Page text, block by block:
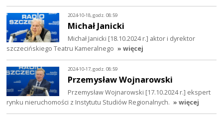
2024-10-18, godz. 08:59
Michał Janicki
Michał Janicki [18.10.2024 r.] aktor i dyrektor
szczecińskiego Teatru Kameralnego » więcej
2024-10-17, godz. 08:59
Przemysław Wojnarowski
Przemysław Wojnarowski [17.10.2024 r.] ekspert
rynku nieruchomości z Instytutu Studiów Regionalnych. » więcej